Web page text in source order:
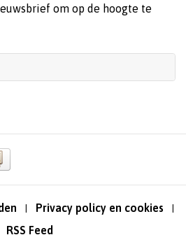
om op de hoogte te
Privacy policy en cookies
RSS Feed